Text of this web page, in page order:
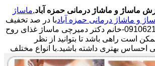
ماساژ و ماشاژ درمانی حمزه آباد,ماساژ
و ماشاژ درمانی حمزه آبادبا در صد تخفیف
مشاور رایگان 09106210197-خانم دکتر دمیرچی ماساژ غذای روح
است راهی باشد تا بتوانید از نظر
احساس بهتری داشته باشید.با انواع مختلف